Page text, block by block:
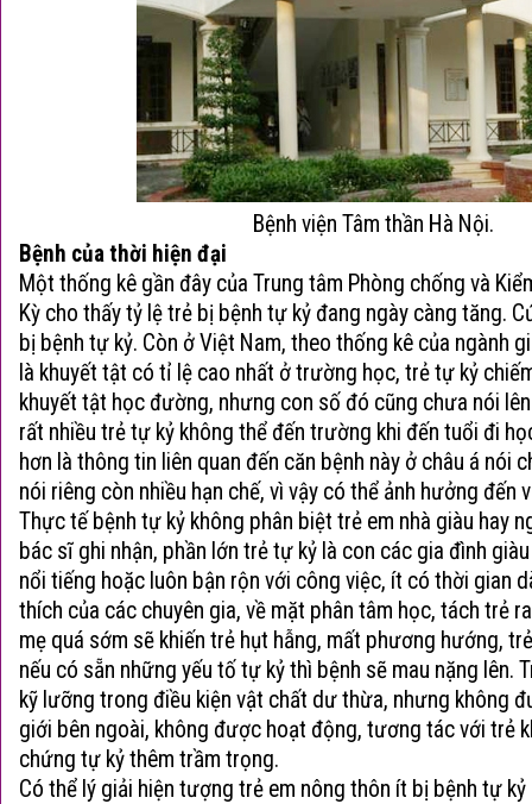
Bệnh viện Tâm thần Hà Nội.
Bệnh của thời hiện đại
Một thống kê gần đây của Trung tâm Phòng chống và
Kỳ cho thấy tỷ lệ trẻ bị bệnh tự kỷ đang ngày càng tăng.
bị bệnh tự kỷ. Còn ở Việt Nam, theo thống kê của ngành
là khuyết tật có tỉ lệ cao nhất ở trường học, trẻ tự kỷ
khuyết tật học đường, nhưng con số đó cũng chưa nói
rất nhiều trẻ tự kỷ không thể đến trường khi đến tuổi đi
hơn là thông tin liên quan đến căn bệnh này ở châu á nói
nói riêng còn nhiều hạn chế, vì vậy có thể ảnh hưởng đến
Thực tế bệnh tự kỷ không phân biệt trẻ em nhà giàu hay
bác sĩ ghi nhận, phần lớn trẻ tự kỷ là con các gia đình
nổi tiếng hoặc luôn bận rộn với công việc, ít có thời gian
thích của các chuyên gia, về mặt phân tâm học, tách trẻ
mẹ quá sớm sẽ khiến trẻ hụt hẫng, mất phương hướng,
nếu có sẵn những yếu tố tự kỷ thì bệnh sẽ mau nặng lên.
kỹ lưỡng trong điều kiện vật chất dư thừa, nhưng không
giới bên ngoài, không được hoạt động, tương tác với trẻ
chứng tự kỷ thêm trầm trọng.
Có thể lý giải hiện tượng trẻ em nông thôn ít bị bệnh tự kỷ